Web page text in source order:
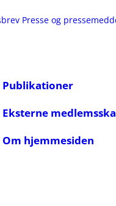
Presse og
Publikationer
Eksterne
Om hjemmesiden